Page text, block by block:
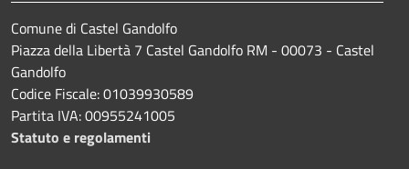
Comune di Castel Gandolfo
Piazza della Libertà 7 Castel Gandolfo RM - 00073 - Castel
Gandolfo
Codice Fiscale: 01039930589
Partita IVA: 00955241005
Statuto e regolamenti